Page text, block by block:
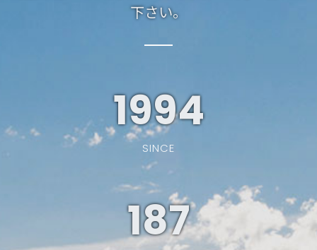
下さい。
1994
SINCE
187